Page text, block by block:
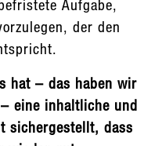
Aufgabe,
der den
hat – das haben wir
eine inhaltliche und
sichergestellt, dass